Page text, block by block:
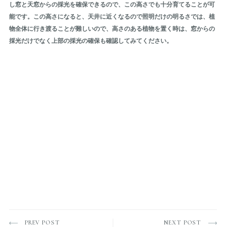
し窓と天窓からの採光を確保できるので、この高さでも十分育てることが可
能です。この高さになると、天井に近くなるので照明だけの明るさでは、植
物全体に行き渡ることが難しいので、高さのある植物を置く時は、窓からの
採光だけでなく上部の採光の確保も確認してみてください。
PREV POST
NEXT POST